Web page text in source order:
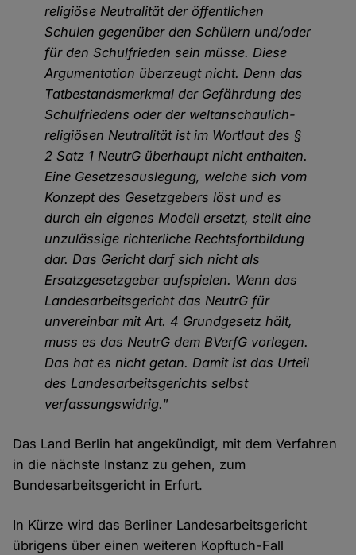
religiöse Neutralität der öffentlichen
Schulen gegenüber den Schülern und/oder
für den Schulfrieden sein müsse. Diese
Argumentation überzeugt nicht. Denn das
Tatbestandsmerkmal der Gefährdung des
Schulfriedens oder der weltanschaulich-
religiösen Neutralität ist im Wortlaut des §
2 Satz 1 NeutrG überhaupt nicht enthalten.
Eine Gesetzesauslegung, welche sich vom
Konzept des Gesetzgebers löst und es
durch ein eigenes Modell ersetzt, stellt eine
unzulässige richterliche Rechtsfortbildung
dar. Das Gericht darf sich nicht als
Ersatzgesetzgeber aufspielen. Wenn das
Landesarbeitsgericht das NeutrG für
unvereinbar mit Art. 4 Grundgesetz hält,
muss es das NeutrG dem BVerfG vorlegen.
Das hat es nicht getan. Damit ist das Urteil
des Landesarbeitsgerichts selbst
verfassungswidrig."
Das Land Berlin hat angekündigt, mit dem Verfahren
in die nächste Instanz zu gehen, zum
Bundesarbeitsgericht in Erfurt.
In Kürze wird das Berliner Landesarbeitsgericht
übrigens über einen weiteren Kopftuch-Fall